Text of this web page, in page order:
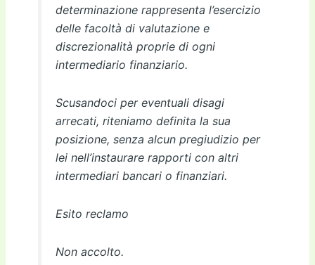
determinazione rappresenta l’esercizio
delle facoltà di valutazione e
discrezionalità proprie di ogni
intermediario finanziario.
Scusandoci per eventuali disagi
arrecati, riteniamo definita la sua
posizione, senza alcun pregiudizio per
lei nell’instaurare rapporti con altri
intermediari bancari o finanziari.
Esito reclamo
Non accolto.